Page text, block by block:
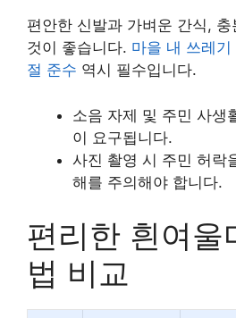
편안한 신발과 가벼운 간식,
것이 좋습니다. 마을 내 쓰레
절 준수 역시 필수입니다.
소음 자제 및 주민 사생
이 요구됩니다.
사진 촬영 시 주민 허락
해를 주의해야 합니다.
편리한 흰여울
법 비교